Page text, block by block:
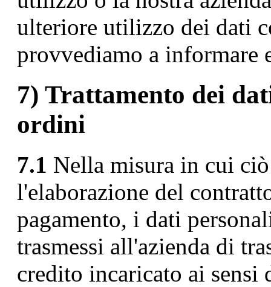
ulteriore utilizzo dei dati
provvediamo a informare
7) Trattamento dei
ordini
7.1 Nella misura in cui
l'elaborazione del
pagamento, i dati
trasmessi all'azienda di
credito incaricato ai